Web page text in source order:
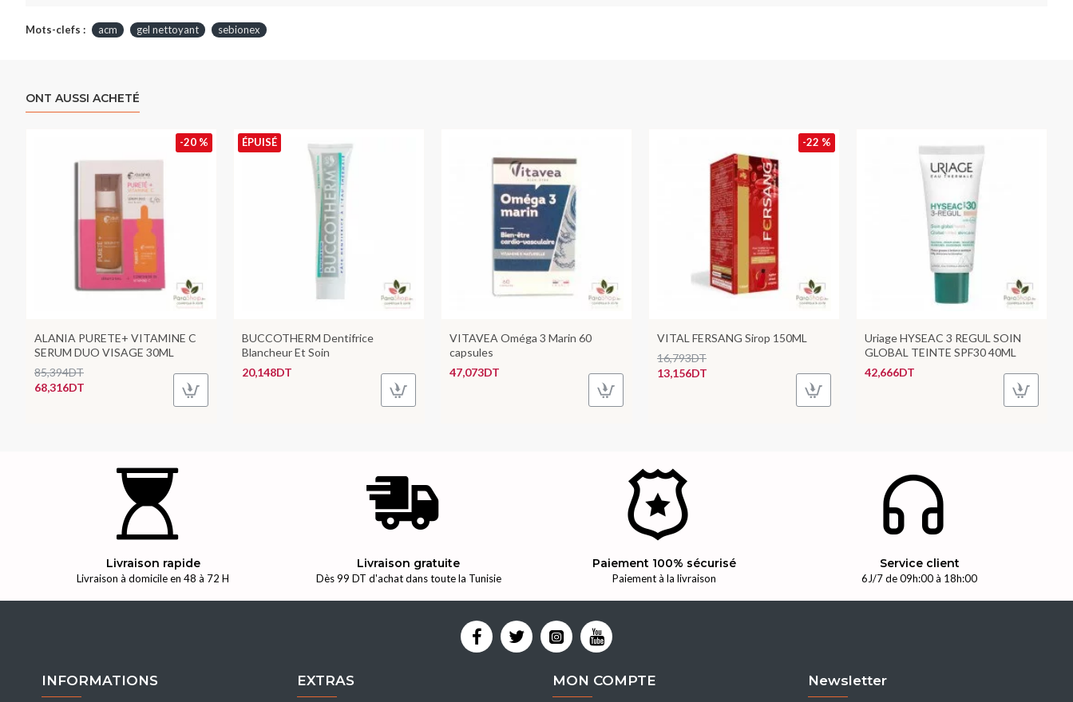
Mots-clefs : acm gel nettoyant sebionex
ONT AUSSI ACHETÉ
-20 %
ALANIA PURETE+ VITAMINE C
SERUM DUO VISAGE 30ML
68,316DT
85,394DT
ÉPUISÉ
BUCCOTHERM Dentifrice
Blancheur Et Soin
20,148DT
VITAVEA Oméga 3 Marin 60
capsules
47,073DT
-22 %
VITAL FERSANG Sirop 150ML
13,156DT
16,793DT
Uriage HYSEAC 3 REGUL SOIN
GLOBAL TEINTE SPF30 40ML
42,666DT
Livraison rapide
Livraison à domicile en 48 à 72 H
Livraison gratuite
Dès 99 DT d'achat dans toute la Tunisie
Paiement 100% sécurisé
Paiement à la livraison
Service client
6J/7 de 09h:00 à 18h:00
INFORMATIONS EXTRAS MON COMPTE Newsletter